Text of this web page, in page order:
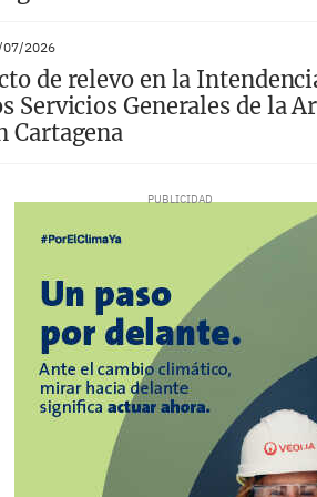
07/2026
de relevo en la
Servicios Generales de la
Cartagena